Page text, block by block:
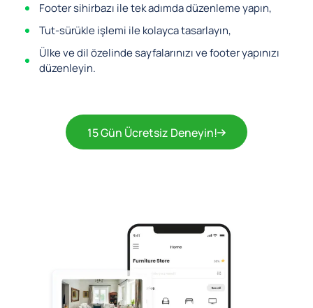
Footer sihirbazı ile tek adımda düzenleme yapın,
Tut-sürükle işlemi ile kolayca tasarlayın,
Ülke ve dil özelinde sayfalarınızı ve footer yapınızı
düzenleyin.
15 Gün Ücretsiz Deneyin!